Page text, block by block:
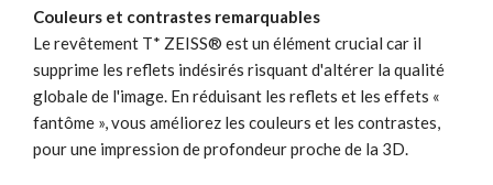
Couleurs et contrastes remarquables
Le revêtement T* ZEISS® est un élément crucial car il
supprime les reflets indésirés risquant d'altérer la qualité
globale de l'image. En réduisant les reflets et les effets «
fantôme », vous améliorez les couleurs et les contrastes,
pour une impression de profondeur proche de la 3D.